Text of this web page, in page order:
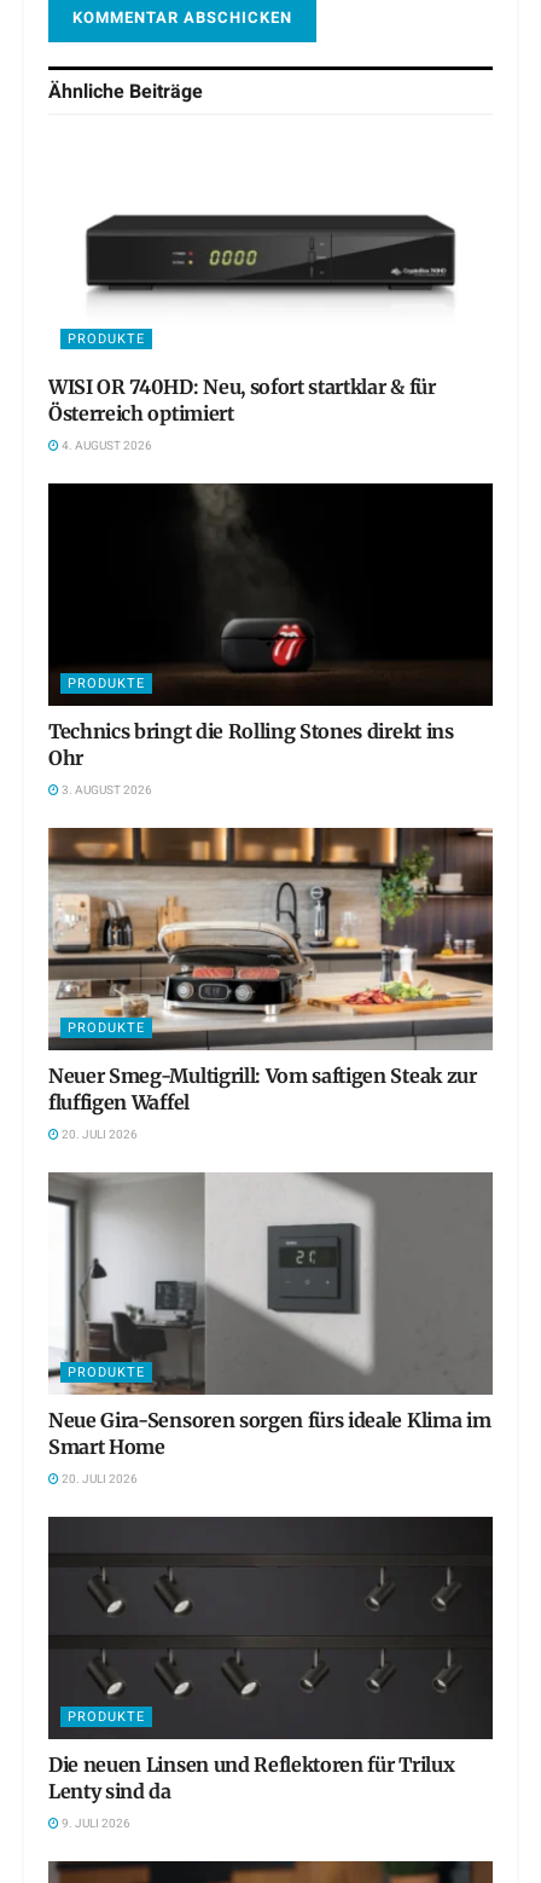
Ähnliche Beiträge
PRODUKTE
WISI OR 740HD: Neu, sofort startklar & für
Österreich optimiert
4. AUGUST 2026
PRODUKTE
Technics bringt die Rolling Stones direkt ins
Ohr
3. AUGUST 2026
PRODUKTE
Neuer Smeg-Multigrill: Vom saftigen Steak zur
fluffigen Waffel
20. JULI 2026
PRODUKTE
Neue Gira-Sensoren sorgen fürs ideale Klima im
Smart Home
20. JULI 2026
PRODUKTE
Die neuen Linsen und Reflektoren für Trilux
Lenty sind da
9. JULI 2026